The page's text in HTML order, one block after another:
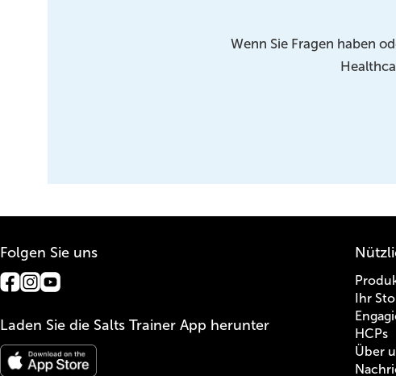
Wenn Sie Fragen haben
Folgen Sie uns
Laden Sie die Salts Trainer App herunter
Ihr
HCPs
Über